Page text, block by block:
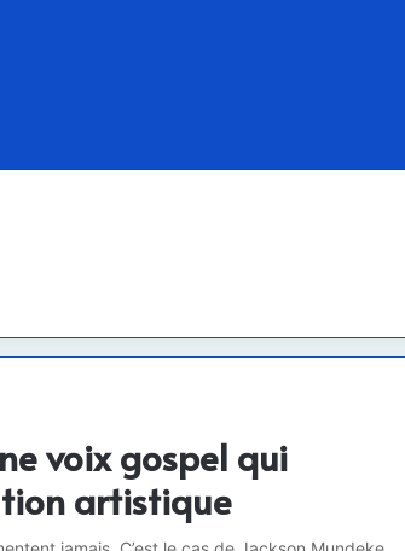
voix gospel qui
artistique